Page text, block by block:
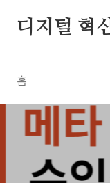
디지털 혁
홈